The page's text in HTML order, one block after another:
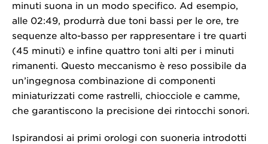
minuti suona in un modo specifico. Ad esempio,
alle 02:49, produrrà due toni bassi per le ore, tre
sequenze alto-basso per rappresentare i tre quarti
(45 minuti) e infine quattro toni alti per i minuti
rimanenti. Questo meccanismo è reso possibile da
un’ingegnosa combinazione di componenti
miniaturizzati come rastrelli, chiocciole e camme,
che garantiscono la precisione dei rintocchi sonori.
Ispirandosi ai primi orologi con suoneria introdotti